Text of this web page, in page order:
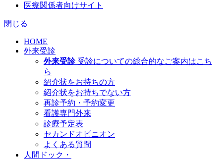
医療関係者向けサイト
閉じる
HOME
外来受診
外来受診 受診についての総合的なご案内はこち
ら
紹介状をお持ちの方
紹介状をお持ちでない方
再診予約・予約変更
看護専門外来
診療予定表
セカンドオピニオン
よくある質問
人間ドック・